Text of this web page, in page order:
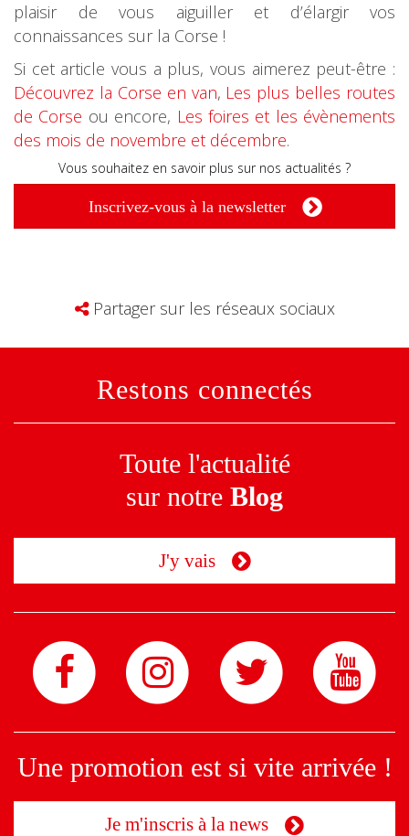
plaisir de vous aiguiller et d’élargir vos
connaissances sur la Corse !
Si cet article vous a plus, vous aimerez peut-être :
Découvrez la Corse en van, Les plus belles routes
de Corse ou encore, Les foires et les évènements
des mois de novembre et décembre.
Vous souhaitez en savoir plus sur nos actualités ?
Inscrivez-vous à la newsletter
Partager sur les réseaux sociaux
Restons connectés
Toute l'actualité
sur notre Blog
J'y vais
Une promotion est si vite arrivée !
Je m'inscris à la news